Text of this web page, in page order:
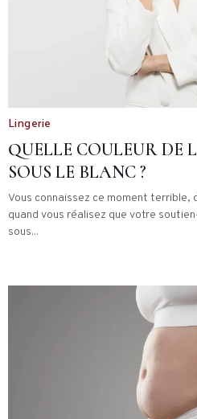
Lingerie
QUELLE COULEUR DE
SOUS LE BLANC ?
Vous connaissez ce moment terrible,
quand vous réalisez que votre
sous...